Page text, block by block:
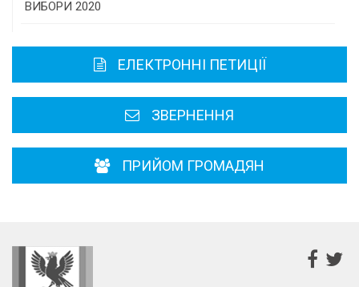
Історична довідка
Районні, міські ради
ВИБОРИ 2020
ЕЛЕКТРОННІ ПЕТИЦІЇ
ЗВЕРНЕННЯ
ПРИЙОМ ГРОМАДЯН